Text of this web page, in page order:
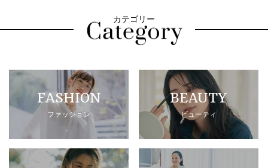
カテゴリー
FASHION
ファッション
BEAUTY
ビューティ